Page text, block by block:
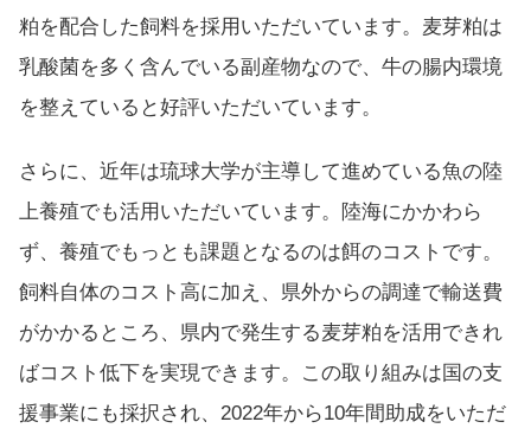
粕を配合した飼料を採用いただいています。麦芽粕は
乳酸菌を多く含んでいる副産物なので、牛の腸内環境
を整えていると好評いただいています。
さらに、近年は琉球大学が主導して進めている魚の陸
上養殖でも活用いただいています。陸海にかかわら
ず、養殖でもっとも課題となるのは餌のコストです。
飼料自体のコスト高に加え、県外からの調達で輸送費
がかかるところ、県内で発生する麦芽粕を活用できれ
ばコスト低下を実現できます。この取り組みは国の支
援事業にも採択され、2022年から10年間助成をいただ